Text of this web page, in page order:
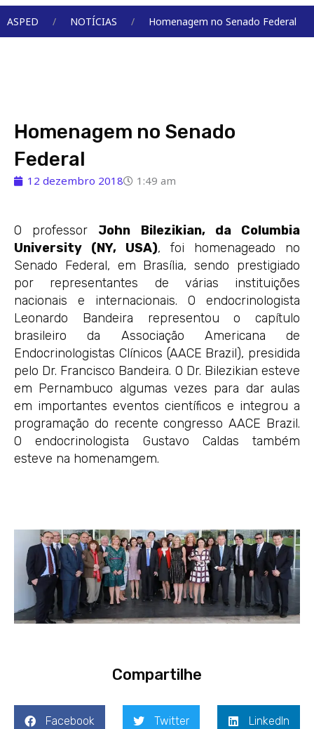
Menu
ASPED NOTÍCIAS Homenagem no Senado Federal
Homenagem no Senado
Federal
12 dezembro 2018 1:49 am
O professor John Bilezikian, da Columbia
University (NY, USA), foi homenageado no
Senado Federal, em Brasília, sendo prestigiado
por representantes de várias instituições
nacionais e internacionais. O endocrinologista
Leonardo Bandeira representou o capítulo
brasileiro da Associação Americana de
Endocrinologistas Clínicos (AACE Brazil), presidida
pelo Dr. Francisco Bandeira. O Dr. Bilezikian esteve
em Pernambuco algumas vezes para dar aulas
em importantes eventos científicos e integrou a
programação do recente congresso AACE Brazil.
O endocrinologista Gustavo Caldas também
esteve na homenamgem.
Compartilhe
Facebook Twitter LinkedIn